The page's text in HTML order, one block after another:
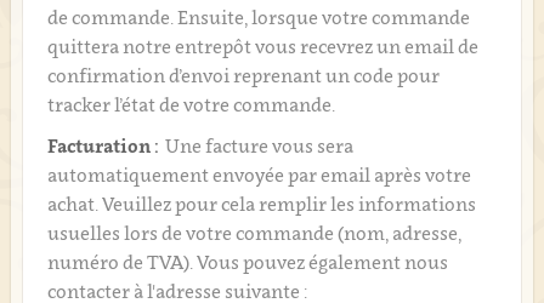
de commande. Ensuite, lorsque votre commande
quittera notre entrepôt vous recevrez un email de
confirmation d’envoi reprenant un code pour
tracker l’état de votre commande.
Facturation : Une facture vous sera
automatiquement envoyée par email après votre
achat. Veuillez pour cela remplir les informations
usuelles lors de votre commande (nom, adresse,
numéro de TVA). Vous pouvez également nous
contacter à l'adresse suivante :